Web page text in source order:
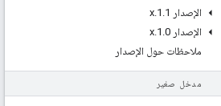
الإصدار 1
.1
.
x
الإصدار 1
.0
.
x
ملاحظات حول الإصدار
مدخل صغير